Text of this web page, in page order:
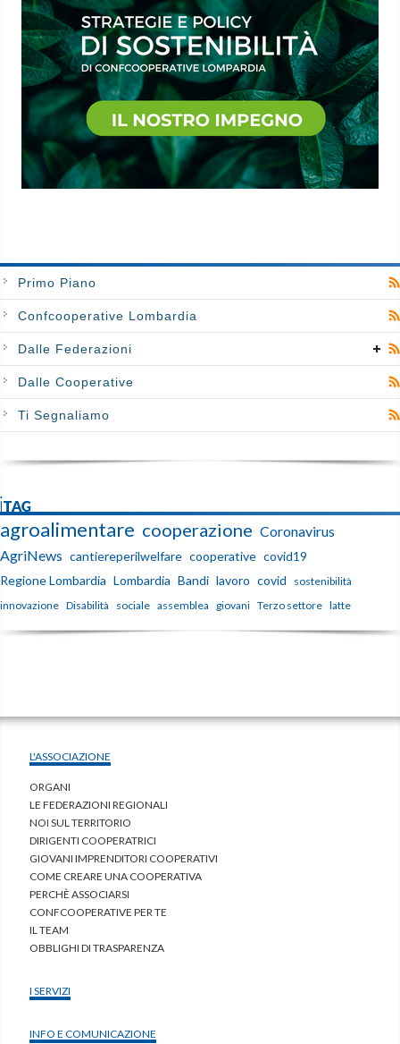
Primo Piano
Confcooperative Lombardia
Dalle Federazioni
Dalle Cooperative
Ti Segnaliamo
iTAG
agroalimentare cooperazione Coronavirus
AgriNews cantiereperilwelfare cooperative covid19
Regione Lombardia Lombardia Bandi lavoro covid
sostenibilità
innovazione Disabilità sociale assemblea giovani Terzo settore latte
L'ASSOCIAZIONE
ORGANI
LE FEDERAZIONI REGIONALI
NOI SUL TERRITORIO
DIRIGENTI COOPERATRICI
GIOVANI IMPRENDITORI COOPERATIVI
COME CREARE UNA COOPERATIVA
PERCHÈ ASSOCIARSI
CONFCOOPERATIVE PER TE
IL TEAM
OBBLIGHI DI TRASPARENZA
I SERVIZI
INFO E COMUNICAZIONE